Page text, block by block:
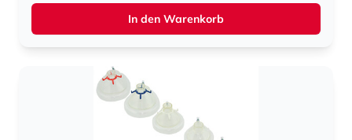
In den Warenkorb